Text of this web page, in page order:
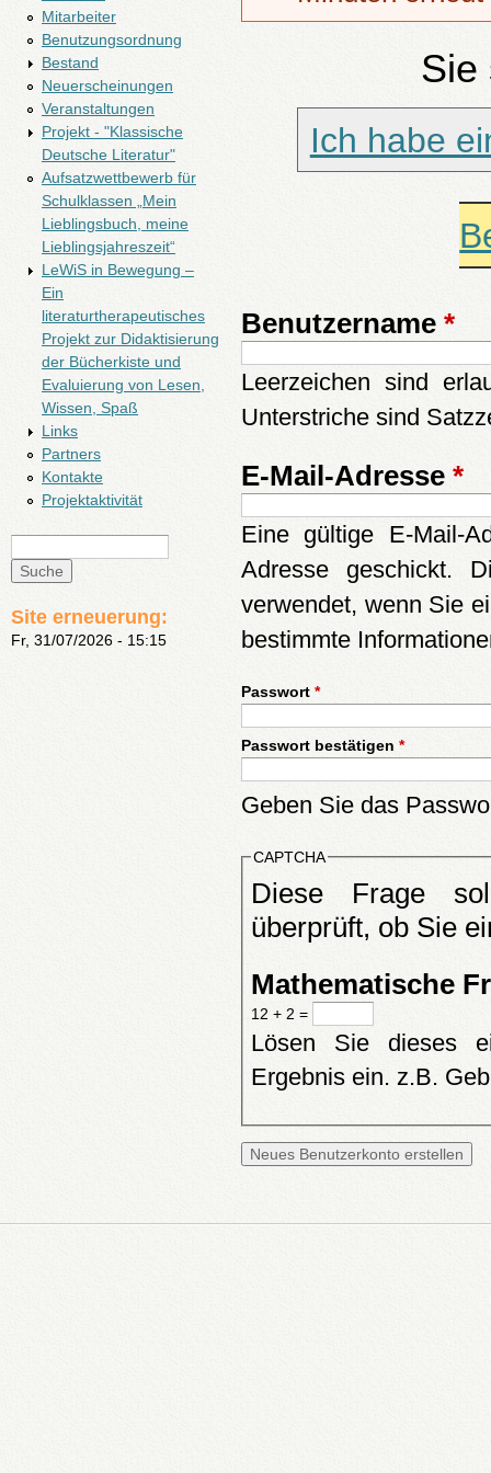
Sie
Ich habe
Benutzername *
Leerzeichen sind
Unterstriche sind
E-Mail-Adresse *
Eine gültige E-Mail-
Adresse geschickt.
verwendet, wenn Sie
bestimmte
Passwort *
Passwort bestätigen *
Geben Sie das
CAPTCHA
Diese Frage
überprüft, ob Sie
Mathematische
12 + 2 =
Lösen Sie dieses
Ergebnis ein. z.B.
Mitarbeiter
Benutzungsordnung
Bestand
Neuerscheinungen
Veranstaltungen
Projekt - "Klassische
Deutsche Literatur"
Aufsatzwettbewerb für
Schulklassen „Mein
Lieblingsbuch, meine
Lieblingsjahreszeit“
LeWiS in Bewegung –
Ein
literaturtherapeutisches
Projekt zur Didaktisierung
der Bücherkiste und
Evaluierung von Lesen,
Wissen, Spaß
Links
Partners
Kontakte
Projektaktivität
Suchformular
Site erneuerung:
Fr, 31/07/2026 - 15:15